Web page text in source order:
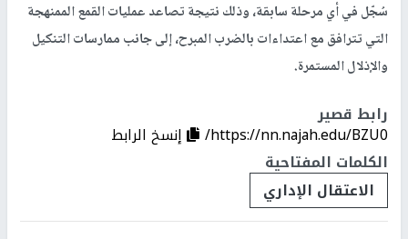
سُجّل في أي مرحلة سابقة، وذلك نتيجة تصاعد عمليات القمع الممنهجة
التي تترافق مع اعتداءات بالضرب المبرح، إلى جانب ممارسات التنكيل
والإذلال المستمرة.
رابط قصير
https://nn.najah.edu/BZU0/
إنسخ الرابط
الكلمات المفتاحية
الاعتقال الإداري